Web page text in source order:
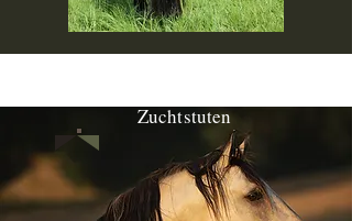
Zuchtstuten